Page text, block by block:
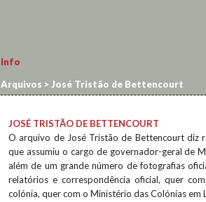
Info
Arquivos > José Tristão de Bettencourt
JOSÉ TRISTÃO DE BETTENCOURT
O arquivo de José Tristão de Bettencourt diz
que assumiu o cargo de governador-geral de
além de um grande número de fotografias
relatórios e correspondência oficial, quer
colónia, quer com o Ministério das Colónias em